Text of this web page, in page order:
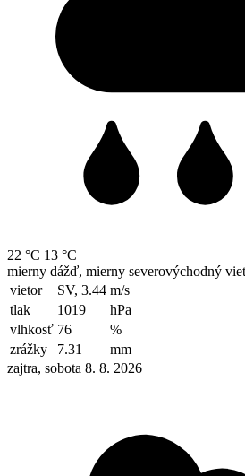
22 °C 13 °C
mierny dážď, mierny severovýchodný
vietor
SV, 3.44 m/s
tlak
1019
hPa
vlhkosť 76
%
zrážky
7.31
mm
zajtra, sobota 8. 8. 2026